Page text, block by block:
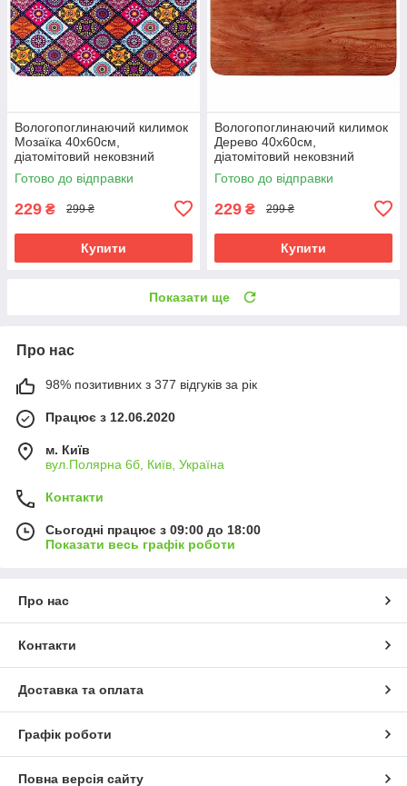
Вологопоглинаючий килимок
Мозаїка 40х60см,
діатомітовий нековзний
вологовбираючий килимок
для ванної/передпокою
Готово до відправки
229 ₴ 299 ₴
Купити
Вологопоглинаючий килимок
Дерево 40х60см,
діатомітовий нековзний
вологовбираючий килимок
для ванної/передпокою
Готово до відправки
229 ₴ 299 ₴
Купити
Показати ще
Про нас
98% позитивних з 377 відгуків за рік
Працює з 12.06.2020
м. Київ
вул.Полярна 6б, Київ, Україна
Контакти
Сьогодні працює з 09:00 до 18:00
Показати весь графік роботи
Про нас
Контакти
Доставка та оплата
Графік роботи
Повна версія сайту